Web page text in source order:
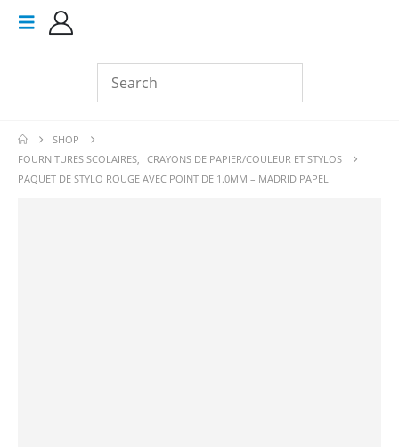
SHOP
FOURNITURES SCOLAIRES, CRAYONS DE PAPIER/COULEUR ET STYLOS
PAQUET DE STYLO ROUGE AVEC POINT DE 1.0MM – MADRID PAPEL